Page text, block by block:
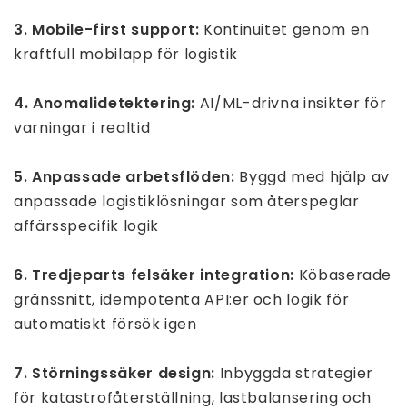
3. Mobile-first support: Kontinuitet genom en
kraftfull mobilapp för logistik
4. Anomalidetektering: AI/ML-drivna insikter för
varningar i realtid
5. Anpassade arbetsflöden: Byggd med hjälp av
anpassade logistiklösningar som återspeglar
affärsspecifik logik
6. Tredjeparts felsäker integration: Köbaserade
gränssnitt, idempotenta API:er och logik för
automatiskt försök igen
7. Störningssäker design: Inbyggda strategier
för katastrofåterställning, lastbalansering och